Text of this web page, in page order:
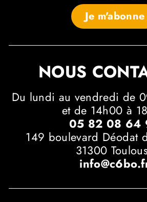
Je m'abonne
NOUS
Du lundi au vendredi de
et de 14h00 à
05 82 08 64
149 boulevard Déodat
31300